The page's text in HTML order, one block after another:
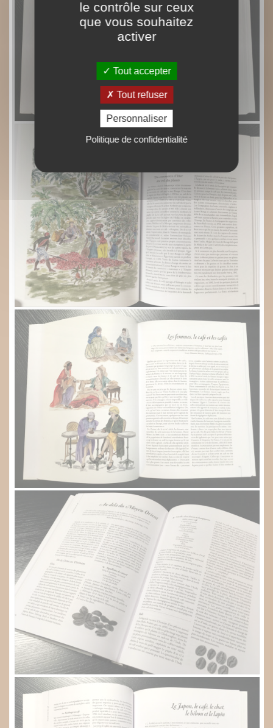
le contrôle sur ceux
que vous souhaitez
activer
Tout accepter
Tout refuser
Personnaliser
Politique de confidentialité